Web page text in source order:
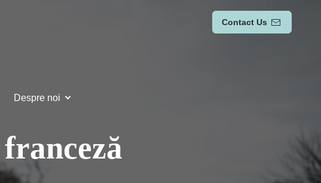
Contact Us
Despre noi